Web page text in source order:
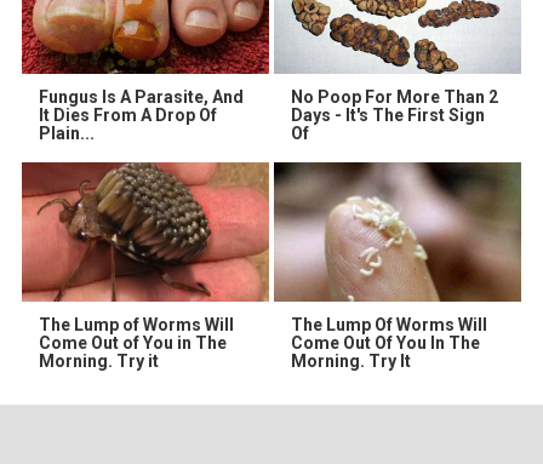
Fungus Is A Parasite, And
It Dies From A Drop Of
Plain...
No Poop For More Than 2
Days - It's The First Sign
Of
The Lump of Worms Will
Come Out of You in The
Morning. Try it
The Lump Of Worms Will
Come Out Of You In The
Morning. Try It